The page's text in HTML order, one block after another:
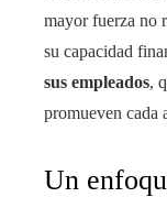
mayor fuerza no
su capacidad
sus empleados,
promueven cada
Un